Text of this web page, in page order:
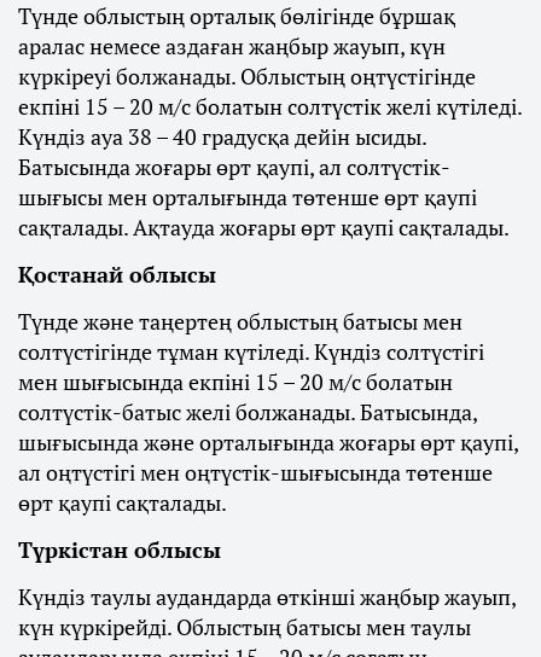
Түнде облыстың орталық бөлігінде бұршақ
аралас немесе аздаған жаңбыр жауып, күн
күркіреуі болжанады. Облыстың оңтүстігінде
екпіні 15 – 20 м/с болатын солтүстік желі күтіледі.
Күндіз ауа 38 – 40 градусқа дейін ысиды.
Батысында жоғары өрт қаупі, ал солтүстік-
шығысы мен орталығында төтенше өрт қаупі
сақталады. Ақтауда жоғары өрт қаупі сақталады.
Қостанай облысы
Түнде және таңертең облыстың батысы мен
солтүстігінде тұман күтіледі. Күндіз солтүстігі
мен шығысында екпіні 15 – 20 м/с болатын
солтүстік-батыс желі болжанады. Батысында,
шығысында және орталығында жоғары өрт қаупі,
ал оңтүстігі мен оңтүстік-шығысында төтенше
өрт қаупі сақталады.
Түркістан облысы
Күндіз таулы аудандарда өткінші жаңбыр жауып,
күн күркірейді. Облыстың батысы мен таулы